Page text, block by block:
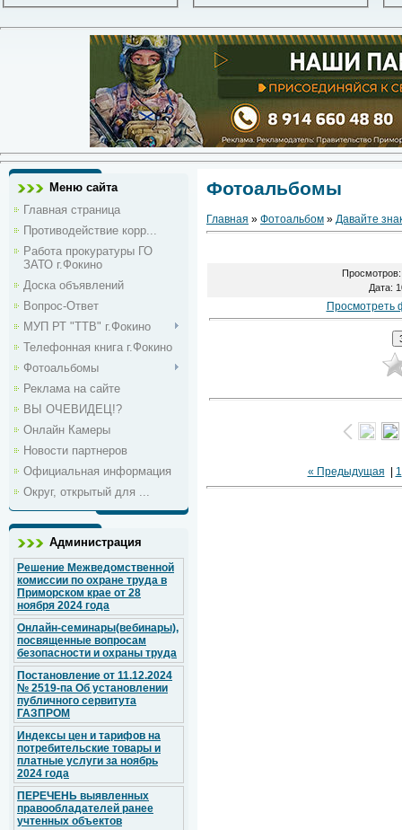
Меню сайта
Главная страница
Противодействие корр...
Работа прокуратуры ГО
ЗАТО г.Фокино
Доска объявлений
Вопрос-Ответ
МУП РТ "ТТВ" г.Фокино
Телефонная книга г.Фокино
Фотоальбомы
Реклама на сайте
ВЫ ОЧЕВИДЕЦ!?
Онлайн Камеры
Новости партнеров
Официальная информация
Округ, открытый для ...
Администрация
Решение Межведомственной
комиссии по охране труда в
Приморском крае от 28
ноября 2024 года
Онлайн-семинары(вебинары),
посвященные вопросам
безопасности и охраны труда
Постановление от 11.12.2024
№ 2519-па Об установлении
публичного сервитута
ГАЗПРОМ
Индексы цен и тарифов на
потребительские товары и
платные услуги за ноябрь
2024 года
ПЕРЕЧЕНЬ выявленных
правообладателей ранее
учтенных объектов
Фотоальбомы
Главная » Фотоальбом » Давайте
Просмотров
Дата:
Просмотреть
« Предыдущая 1